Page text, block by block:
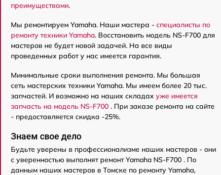
преимуществами.
Мы ремонтируем Yamaha. Наши мастера - специалисты по
ремонту техники Yamaha. Восстановить модель NS-F700 для
мастеров не будет новой задачей. На все виды
проведенных работ у нас имеется гарантия.
Минимальные сроки выполнения ремонта. Мы большая
сеть мастерских техники Yamaha. Мы имеем более 20 тыс.
запчастей. И возможно на наших складах уже имеется
запчасть на модель NS-F700 . При заказе ремонта на сайте
- предоставляется скидка -25%.
Знаем свое дело
Будьте уверены в профессионализме наших мастеров - они
с уверенностью выполнят ремонт Yamaha NS-F700 . По
данным наших мастеров в Томске по ремонту Yamaha,